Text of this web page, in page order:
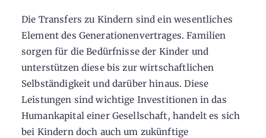
Die Transfers zu Kindern sind ein wesentliches
Element des Generationenvertrages. Familien
sorgen für die Bedürfnisse der Kinder und
unterstützen diese bis zur wirtschaftlichen
Selbständigkeit und darüber hinaus. Diese
Leistungen sind wichtige Investitionen in das
Humankapital einer Gesellschaft, handelt es sich
bei Kindern doch auch um zukünftige